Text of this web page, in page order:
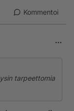
Kommentoi
tarpeettomia